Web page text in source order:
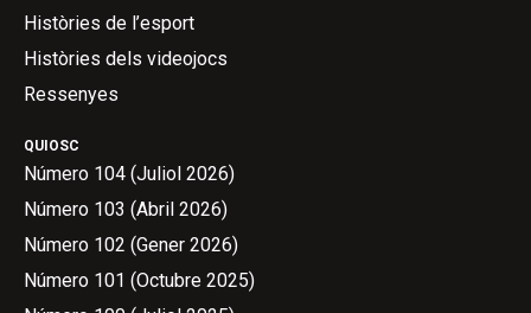
QUIOSC
Número 104 (Juliol 2026)
Número 103 (Abril 2026)
Número 102 (Gener 2026)
Número 101 (Octubre 2025)
Històries de l’esport
Històries dels videojocs
Ressenyes